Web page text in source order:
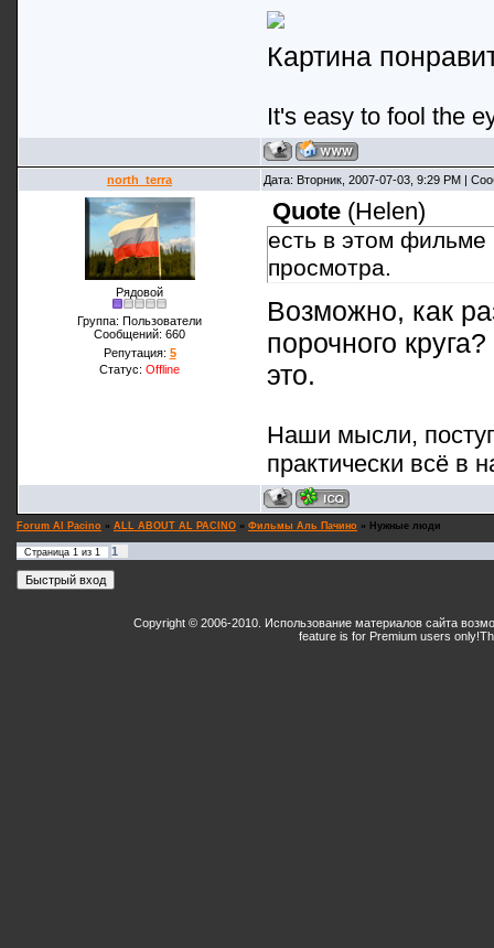
Картина
It's easy to fool the
north_terra Дата: Вторник, 2007-07-03, 9:29 PM |
Рядовой
Группа: Пользователи
Сообщений: 660
Репутация: 5
Статус: Offline
Quote (Helen)
есть в этом фильме
просмотра.
Возможно, как
порочного
это.
Наши мысли,
практически всё в
Forum Al Pacino » ALL ABOUT AL PACINO » Фильмы Аль Пачино » Нужные люди
Страница 1 из 1 1
Copyright © 2006-2010. Использование материалов сайта
feature is for Premium users only!